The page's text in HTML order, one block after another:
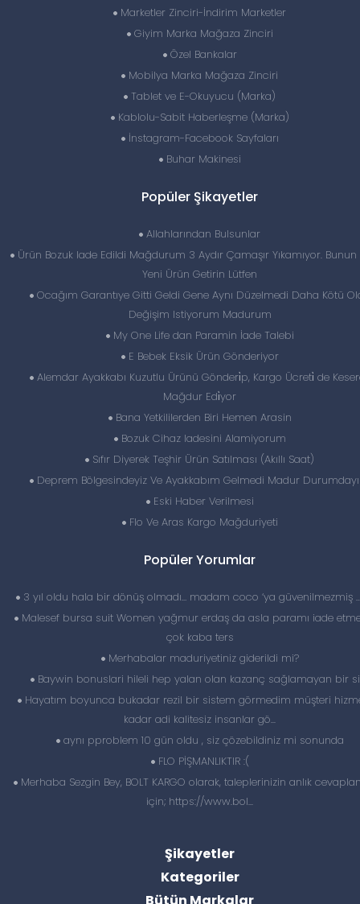
Marketler Zinciri-İndirim Marketler
Giyim Marka Mağaza Zinciri
Özel Bankalar
Mobilya Marka Mağaza Zinciri
Tablet ve E-Okuyucu (Marka)
Kablolu-Sabit Haberleşme (Marka)
İnstagram-Facebook Sayfaları
Buhar Makinesi
Popüler Şikayetler
Allahlarından Bulsunlar
Ürün Bozuk Iade Edildi Mağdurum 3 Aydır Çamaşır Yıkamıyor. Bunun
Yeni Ürün Getirin Lütfen
Ocağım Garantıye Gitti Geldi Gene Aynı Düzelmedi Daha Kötü
Değişim Istiyorum Madurum
My One Life dan Paramin İade Talebi
E Bebek Eksik Ürün Gönderiyor
Alemdar Ayakkabı Kuzutlu Ürünü Gönderi̇p, Kargo Ücreti̇ de
Mağdur Edi̇yor
Bana Yetkililerden Biri Hemen Arasin
Bozuk Cihaz Iadesini Alamiyorum
Sıfır Diyerek Teşhir Ürün Satılması (Akıllı Saat)
Deprem Bölgesindeyiz Ve Ayakkabım Gelmedi Madur
Eski Haber Verilmesi
Flo Ve Aras Kargo Mağduriyeti
Popüler Yorumlar
3 yıl oldu hala bir dönüş olmadı… madam coco ‘ya güvenilmezmiş
Malesef bursa suit Women yağmur erdaş da asla paramı iade
çok kaba ters
Merhabalar maduriyetiniz giderildi mi?
Baywin bonuslari hileli hep yalan olan kazanç sağlamayan bir
Hayatım boyunca bukadar rezil bir sistem görmedim müşteri
kadar adi kalitesiz insanlar gö...
aynı pproblem 10 gün oldu , siz çözebildiniz mi sonunda
FLO PİŞMANLIKTIR :(
Merhaba Sezgin Bey, BOLT KARGO olarak, taleplerinizin anlık
için; https://www.bol...
Şikayetler
Kategoriler